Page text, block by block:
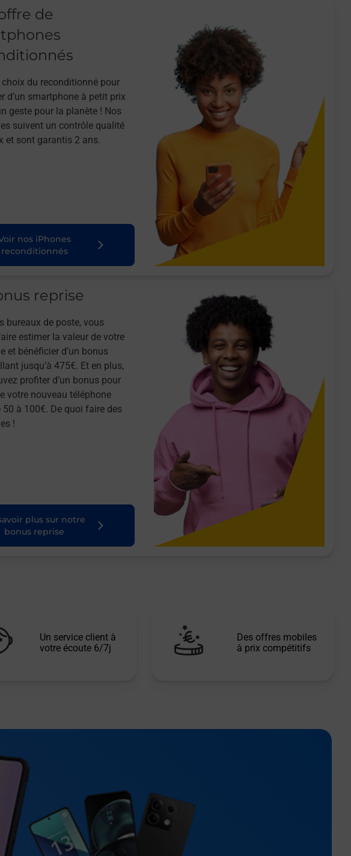
de
choix du reconditionné pour
d’un smartphone à petit prix
geste pour la planète ! Nos
suivent un contrôle qualité
et sont garantis 2 ans.
nos iPhones
reconditionnés
reprise
bureaux de poste, vous
estimer la valeur de votre
et bénéficier d’un bonus
jusqu’à 475€. Et en plus,
profiter d’un bonus pour
votre nouveau téléphone
50 à 100€. De quoi faire des
!
plus sur notre
bonus reprise
Un service client à
votre écoute 6/7j
Des offres mobiles
à prix compétitifs